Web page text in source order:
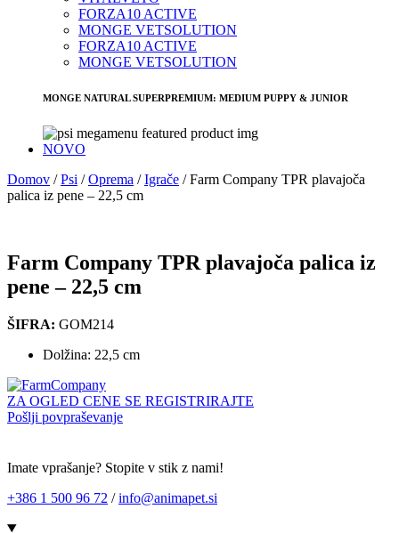
FORZA10 ACTIVE
MONGE VETSOLUTION
FORZA10 ACTIVE
MONGE VETSOLUTION
MONGE NATURAL SUPERPREMIUM: MEDIUM PUPPY & JUNIOR
NOVO
Domov /Psi /Oprema /Igrače /Farm Company TPR plavajoča
palica iz pene – 22,5 cm
Farm Company TPR plavajoča palica iz
pene – 22,5 cm
ŠIFRA: GOM214
Dolžina: 22,5 cm
ZA OGLED CENE SE REGISTRIRAJTE
Pošlji povpraševanje
Imate vprašanje? Stopite v stik z nami!
+386 1 500 96 72 /info@animapet.si